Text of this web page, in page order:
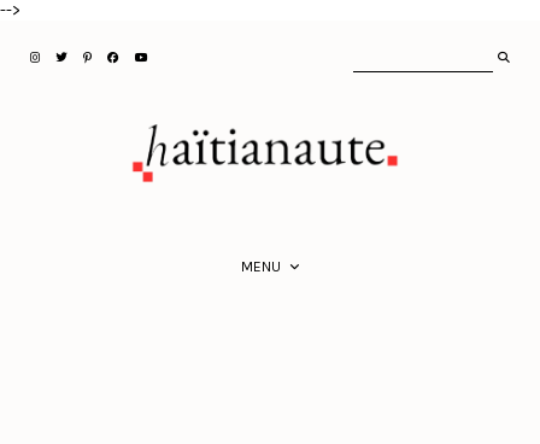
-->
MENU